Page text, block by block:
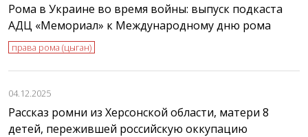
Рома в Украине во время войны: выпуск подкаста
АДЦ «Мемориал» к Международному дню рома
права рома (цыган)
04.12.2025
Рассказ ромни из Херсонской области, матери 8
детей, пережившей российскую оккупацию